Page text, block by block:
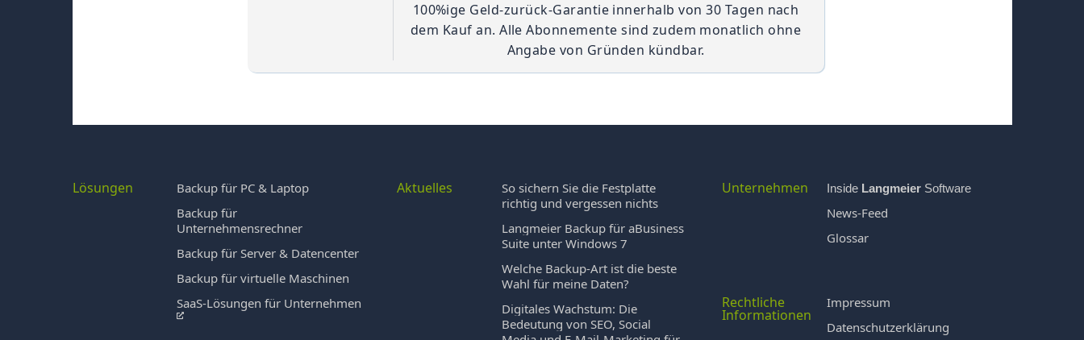
100%ige Geld-zurück-Garantie innerhalb von 30 Tagen nach
dem Kauf an. Alle Abonnemente sind zudem monatlich ohne
Angabe von Gründen kündbar.
Lösungen
Backup für PC & Laptop
Backup für
Unternehmensrechner
Backup für Server & Datencenter
Backup für virtuelle Maschinen
SaaS-Lösungen für Unternehmen
Aktuelles
So sichern Sie die Festplatte
richtig und vergessen nichts
Langmeier Backup für aBusiness
Suite unter Windows 7
Welche Backup-Art ist die beste
Wahl für meine Daten?
Digitales Wachstum: Die
Bedeutung von SEO, Social
Unternehmen Inside LangmeierSoftware
News-Feed
Glossar
Rechtliche
Informationen
Impressum
Datenschutzerklärung